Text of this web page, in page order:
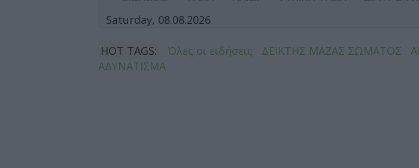
Saturday, 08.08.2026
HOT TAGS: Όλες οι ειδήσεις ΔΕΙΚΤΗΣ ΜΑΖΑΣ ΣΩΜΑΤΟΣ
ΑΔΥΝΑΤΙΣΜΑ